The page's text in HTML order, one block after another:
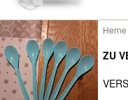
Herne
ZU